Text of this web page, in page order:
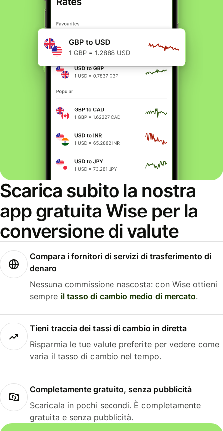
Scarica subito la nostra
app gratuita Wise per la
conversione di valute
Compara i fornitori di servizi di trasferimento di
denaro
Nessuna commissione nascosta: con Wise ottieni
sempre il tasso di cambio medio di mercato.
Tieni traccia dei tassi di cambio in diretta
Risparmia le tue valute preferite per vedere come
varia il tasso di cambio nel tempo.
Completamente gratuito, senza pubblicità
Scaricala in pochi secondi. È completamente
gratuita e senza pubblicità.